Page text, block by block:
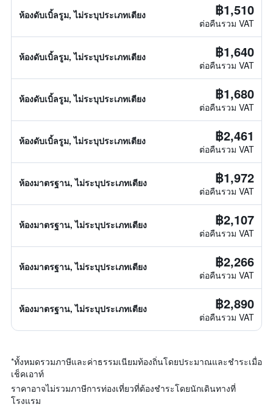
ห้องดับเบิ้ลรูม, ไม่ระบุประเภทเตียง ฿1,510
ต่อคืนรวม VAT
ห้องดับเบิ้ลรูม, ไม่ระบุประเภทเตียง ฿1,640
ต่อคืนรวม VAT
ห้องดับเบิ้ลรูม, ไม่ระบุประเภทเตียง ฿1,680
ต่อคืนรวม VAT
ห้องดับเบิ้ลรูม, ไม่ระบุประเภทเตียง ฿2,461
ต่อคืนรวม VAT
ห้องมาตรฐาน, ไม่ระบุประเภทเตียง ฿1,972
ต่อคืนรวม VAT
ห้องมาตรฐาน, ไม่ระบุประเภทเตียง ฿2,107
ต่อคืนรวม VAT
ห้องมาตรฐาน, ไม่ระบุประเภทเตียง ฿2,266
ต่อคืนรวม VAT
ห้องมาตรฐาน, ไม่ระบุประเภทเตียง ฿2,890
ต่อคืนรวม VAT
*ทั้งหมดรวมภาษีและค่าธรรมเนียมท้องถิ่นโดยประมาณและชำระเมื่อ
เช็คเอาท์
ราคาอาจไม่รวมภาษีการท่องเที่ยวที่ต้องชำระโดยนักเดินทางที่
โรงแรม